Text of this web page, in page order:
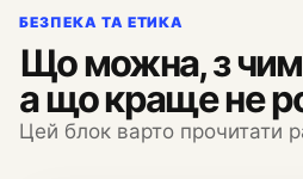
БЕЗПЕКА ТА ЕТИКА
Що можна, з
а що краще не
Цей блок варто прочитати